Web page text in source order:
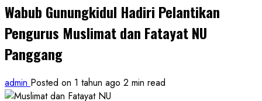
Wabub Gunungkidul Hadiri Pelantikan
Pengurus Muslimat dan Fatayat NU
Panggang
admin Posted on 1 tahun ago 2 min read